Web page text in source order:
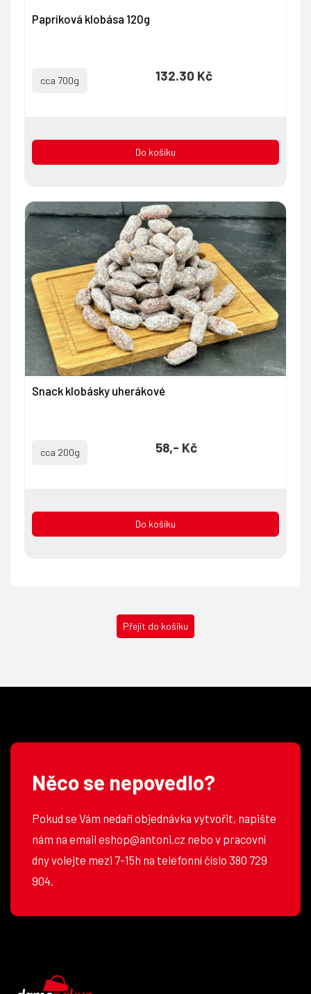
Papriková klobása 120g
cca 700g 132.30 Kč
Do košíku
Snack klobásky uherákové
cca 200g 58,- Kč
Do košíku
Přejít do košíku
Něco se nepovedlo?
Pokud se Vám nedaří objednávka vytvořit, napište
nám na email eshop@antoni.cz nebo v pracovní
dny volejte mezi 7-15h na telefonní číslo 380 729
904.